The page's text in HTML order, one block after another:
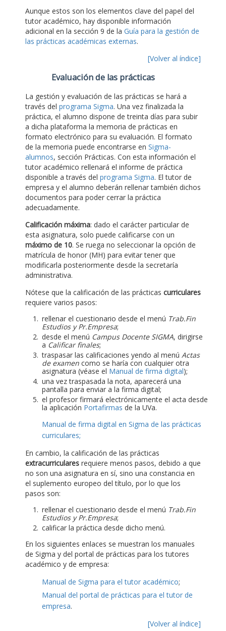
Aunque estos son los elementos clave del papel del
tutor académico, hay disponible información
adicional en la sección 9 de la Guía para la gestión de
las prácticas académicas externas.
[Volver al índice]
Evaluación de las prácticas
La gestión y evaluación de las prácticas se hará a
través del programa Sigma. Una vez finalizada la
práctica, el alumno dispone de treinta días para subir
a dicha plataforma la memoria de prácticas en
formato electrónico para su evaluación. El formato
de la memoria puede encontrarse en Sigma-
alumnos, sección Prácticas. Con esta información el
tutor académico rellenará el informe de práctica
disponible a través del programa Sigma. El tutor de
empresa y el alumno deberán rellenar también dichos
documentos para poder cerrar la práctica
adecuadamente.
Calificación máxima: dado el carácter particular de
esta asignatura, solo puede calificarse con un
máximo de 10. Se ruega no seleccionar la opción de
matrícula de honor (MH) para evitar tener que
modificarla posteriormente desde la secretaría
administrativa.
Nótese que la calificación de las prácticas curriculares
requiere varios pasos:
rellenar el cuestionario desde el menú Trab.Fin
Estudios y Pr.Empresa;
desde el menú Campus Docente SIGMA, dirigirse
a Calificar finales;
traspasar las calificaciones yendo al menú Actas
de examen como se haría con cualquier otra
asignatura (véase el Manual de firma digital);
una vez traspasada la nota, aparecerá una
pantalla para enviar a la firma digital;
el profesor firmará electrónicamente el acta desde
la aplicación Portafirmas de la UVa.
Manual de firma digital en Sigma de las prácticas
curriculares;
En cambio, la calificación de las prácticas
extracurriculares requiere menos pasos, debido a que
no son una asignatura en sí, sino una constancia en
el suplemento europeo del título, por lo que los
pasos son:
rellenar el cuestionario desde el menú Trab.Fin
Estudios y Pr.Empresa;
calificar la práctica desde dicho menú.
En los siguientes enlaces se muestran los manuales
de Sigma y del portal de prácticas para los tutores
académico y de empresa:
Manual de Sigma para el tutor académico;
Manual del portal de prácticas para el tutor de
empresa.
[Volver al índice]